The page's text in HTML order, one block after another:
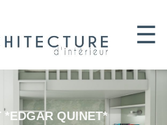
☰
*EDGAR QUINET*